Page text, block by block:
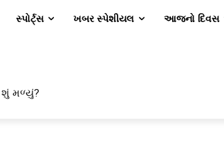
સ્પોર્ટ્સ ખબર સ્પેશીયલ આજનો દિવસ
શું મળ્યું?